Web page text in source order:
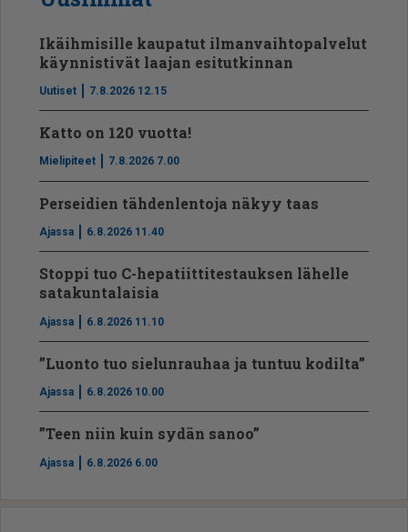
Ikäihmisille kaupatut ilmanvaihtopalvelut
käynnistivät laajan esitutkinnan
Uutiset 7.8.2026 12.15
Katto on 120 vuotta!
Mielipiteet 7.8.2026 7.00
Perseidien tähdenlentoja näkyy taas
Ajassa 6.8.2026 11.40
Stoppi tuo C-hepatiit­ti­tes­tauksen lähelle
satakuntalaisia
Ajassa 6.8.2026 11.10
”Luonto tuo sielunrauhaa ja tuntuu kodilta”
Ajassa 6.8.2026 10.00
”Teen niin kuin sydän sanoo”
Ajassa 6.8.2026 6.00